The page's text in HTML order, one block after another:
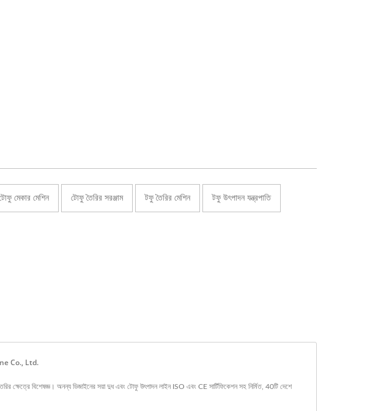
মেকার মেশিন টোফু তৈরির সরঞ্জাম টফু তৈরির মেশিন টফু উৎপাদন যন্ত্রপাতি
Co., Ltd.
বিশেষজ্ঞ। অনন্য ডিজাইনের সয়া দুধ এবং টোফু উৎপাদন লাইন ISO এবং CE সার্টিফিকেশন সহ নির্মিত, 40টি দেশে